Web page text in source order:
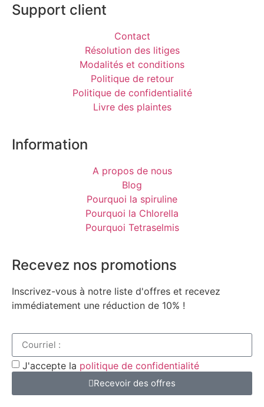
Support client
Contact
Résolution des litiges
Modalités et conditions
Politique de retour
Politique de confidentialité
Livre des plaintes
Information
A propos de nous
Blog
Pourquoi la spiruline
Pourquoi la Chlorella
Pourquoi Tetraselmis
Recevez nos promotions
Inscrivez-vous à notre liste d'offres et recevez
immédiatement une réduction de 10% !
J'accepte la politique de confidentialité
Recevoir des offres